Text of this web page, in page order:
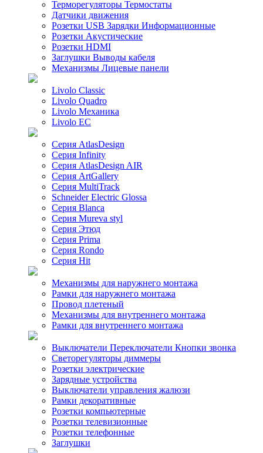
Терморегуляторы Термостаты
Датчики движения
Розетки USB Зарядки Информационные
Розетки Акустические
Розетки HDMI
Заглушки Выводы кабеля
Механизмы Лицевые панели
Livolo Classic
Livolo Quadro
Livolo Механика
Livolo EC
Серия AtlasDesign
Серия Infinity
Серия AtlasDesign AIR
Серия ArtGallery
Серия MultiTrack
Schneider Electric Glossa
Серия Blanca
Серия Mureva styl
Серия Этюд
Серия Prima
Серия Rondo
Серия Hit
Механизмы для наружнего монтажа
Рамки для наружнего монтажа
Провод плетеный
Механизмы для внутреннего монтажа
Рамки для внутреннего монтажа
Выключатели Переключатели Кнопки звонка
Светорегуляторы диммеры
Розетки электрические
Зарядные устройства
Выключатели управления жалюзи
Рамки декоративные
Розетки компьютерные
Розетки телевизионные
Розетки телефонные
Заглушки